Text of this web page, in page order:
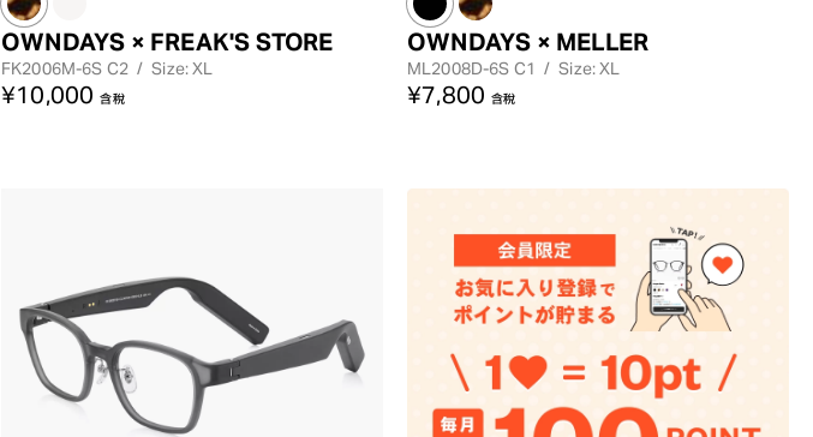
OWNDAYS × FREAK'S STORE
FK2006M-6S C2 / Size: XL
¥10,000 含稅
OWNDAYS × MELLER
ML2008D-6S C1 / Size: XL
¥7,800 含稅